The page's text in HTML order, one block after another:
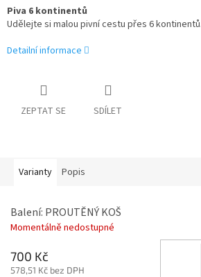
Piva 6 kontinentů
Udělejte si malou pivní cestu přes 6 kontinentů.
Detailní informace
ZEPTAT SE SDÍLET
Varianty Popis
Balení: PROUTĚNÝ KOŠ
Momentálně nedostupné
700 Kč
578,51 Kč bez DPH